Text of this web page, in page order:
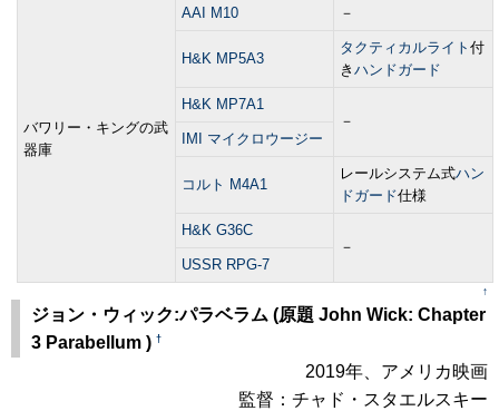
バワリー・キングの武
器庫
AAI M10 －
H&K MP5A3
タクティカルライト 付
き ハンドガード
H&K MP7A1
－
IMI マイクロウージー
コルト M4A1
レールシステム式ハン
ドガード仕様
H&K G36C
－
USSR RPG-7
↑
ジョン・ウィック:パラベラム (原題 John Wick: Chapter
3 Parabellum ) †
2019年、アメリカ映画
監督：チャド・スタエルスキー